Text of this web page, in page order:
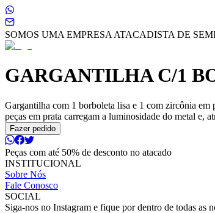
SOMOS UMA EMPRESA ATACADISTA DE
GARGANTILHA C/1
Gargantilha com 1 borboleta lisa e 1 com zircônia em
peças em prata carregam a luminosidade do metal e,
Fazer pedido
Peças com até 50% de desconto no atacado
INSTITUCIONAL
Sobre Nós
Fale Conosco
SOCIAL
Siga-nos no Instagram e fique por dentro de todas as